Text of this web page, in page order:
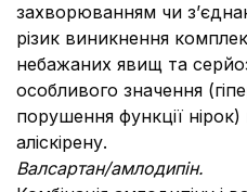
захворюванням чи
різик виникнення
небажаних явищ та
особливого значення
порушення функції
аліскірену.
Валсартан/амлодипін.